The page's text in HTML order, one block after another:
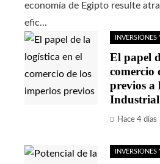
economía de Egipto resulte
efic...
El papel
comercio
previos a
Industrial
Hace 4 días